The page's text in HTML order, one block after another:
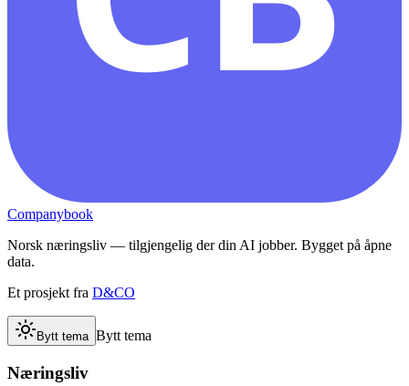
Companybook
Norsk næringsliv — tilgjengelig der din AI jobber. Bygget på åpne
data.
Et prosjekt fra D&CO
Bytt tema Bytt tema
Næringsliv